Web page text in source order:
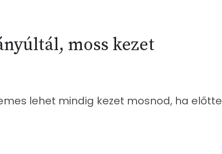
moss kezet
lehet mindig kezet mosnod, ha előtte